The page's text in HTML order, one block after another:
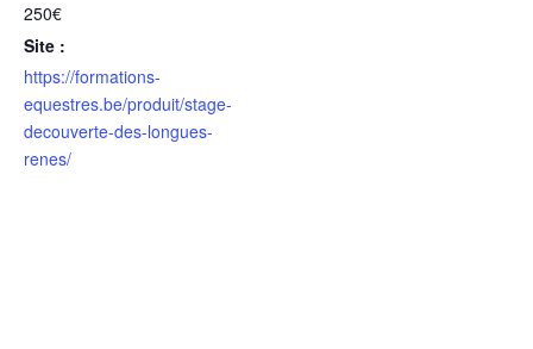
250€
Site :
https://formations-
equestres.be/produit/stage-
decouverte-des-longues-
renes/